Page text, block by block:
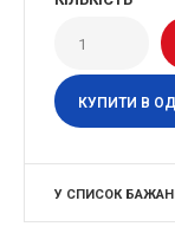
КУПИТИ В
У СПИСОК